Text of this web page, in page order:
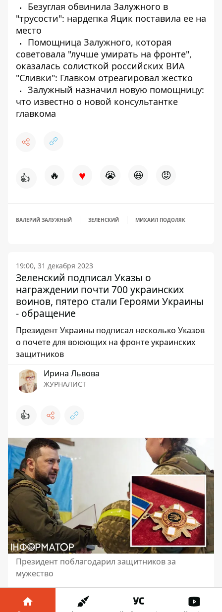
Безуглая обвинила Залужного в
"трусости": нардепка Яцик поставила ее на
место
Помощница Залужного, которая
советовала "лучше умирать на фронте",
оказалась солисткой российских ВИА
"Сливки": Главком отреагировал жестко
Залужный назначил новую помощницу:
что известно о новой консультантке
главкома
👍 🔥 ♥ 😭 😆 😡
ВАЛЕРИЙ ЗАЛУЖНЫЙ ЗЕЛЕНСКИЙ МИХАИЛ ПОДОЛЯК
19:00, 31 декабря 2023
Зеленский подписал Указы о
награждении почти 700 украинских
воинов, пятеро стали Героями Украины
- обращение
Президент Украины подписал несколько Указов
о почете для воюющих на фронте украинских
защитников
Ирина Львова
ЖУРНАЛИСТ
👍
Президент поблагодарил защитников за
мужество
Президент Украины Владимир Зеленский
сообщил
, что 31 декабря подписал